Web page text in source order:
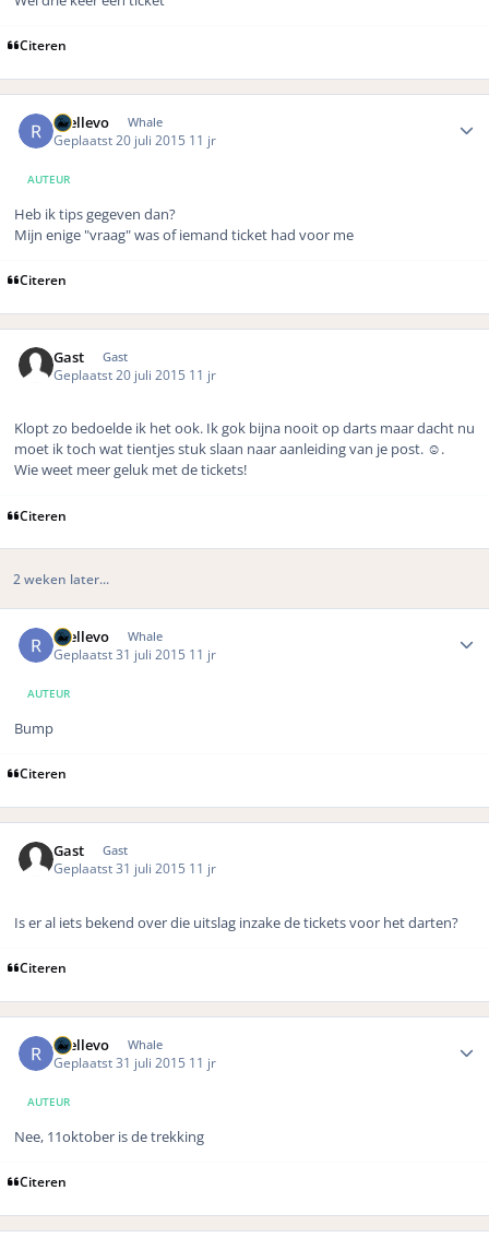
Citeren
rhellevo Whale
Geplaatst 20 juli 2015 11 jr
AUTEUR
Heb ik tips gegeven dan?
Mijn enige "vraag" was of iemand ticket had voor me
Citeren
Gast Gast
Geplaatst 20 juli 2015 11 jr
Klopt zo bedoelde ik het ook. Ik gok bijna nooit op darts maar dacht nu
moet ik toch wat tientjes stuk slaan naar aanleiding van je post. ☺️.
Wie weet meer geluk met de tickets!
Citeren
2 weken later...
rhellevo Whale
Geplaatst 31 juli 2015 11 jr
AUTEUR
Bump
Citeren
Gast Gast
Geplaatst 31 juli 2015 11 jr
Is er al iets bekend over die uitslag inzake de tickets voor het darten?
Citeren
rhellevo Whale
Geplaatst 31 juli 2015 11 jr
AUTEUR
Nee, 11oktober is de trekking
Citeren